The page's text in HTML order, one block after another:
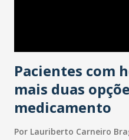
Pacientes com
mais duas
medicamento
Por Lauriberto Carneiro